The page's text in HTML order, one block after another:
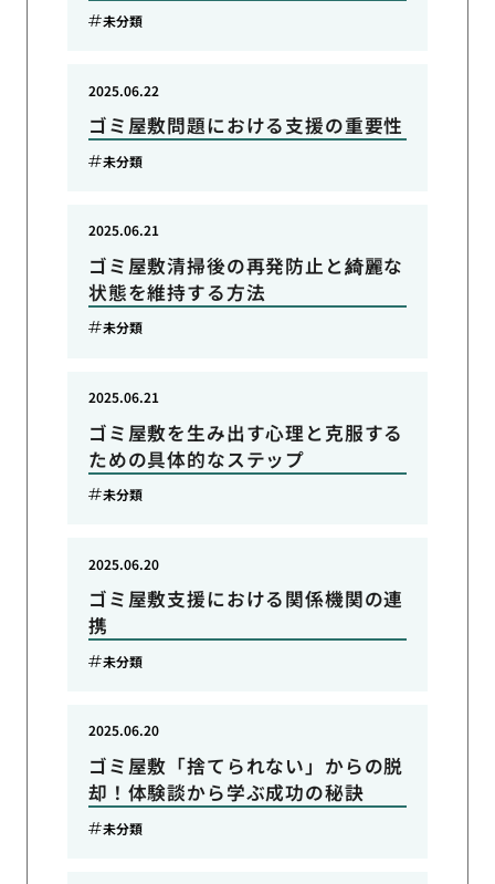
未分類
ゴミ屋敷問題における支援の重要性
2025.06.22
未分類
ゴミ屋敷清掃後の再発防止と綺麗な
状態を維持する方法
2025.06.21
未分類
ゴミ屋敷を生み出す心理と克服する
ための具体的なステップ
2025.06.21
未分類
ゴミ屋敷支援における関係機関の連
携
2025.06.20
未分類
ゴミ屋敷「捨てられない」からの脱
却！体験談から学ぶ成功の秘訣
2025.06.20
未分類